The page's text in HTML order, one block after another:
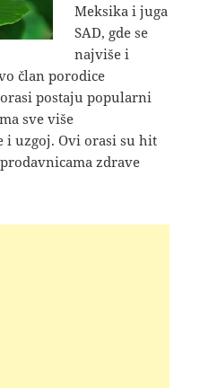
Meksika i juga
SAD, gde se
najviše i
član porodice
postaju popularni
sve više
i uzgoj. Ovi orasi su hit
zdrave